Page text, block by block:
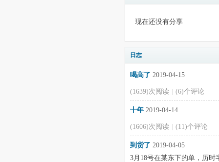
现在还没有分享
日志
喝高了 2019-04-15
(1639)次阅读 | (6)个评论
十年 2019-04-14
(1606)次阅读 | (11)个评论
到货了 2019-04-05
3月18号在某东下的单，历